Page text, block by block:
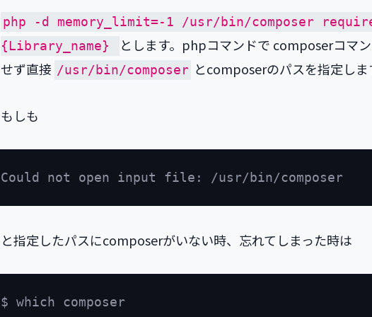
php -d memory_limit=-1 /usr/bin/composer
{Library_name}
とします。phpコマンドで composerコマ
せず直接 /usr/bin/composer とcomposerのパスを指定しま
もしも
と指定したパスにcomposerがいない時、忘れてしまった時は
$ which composer